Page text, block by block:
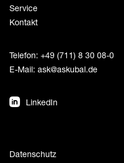
Service
Kontakt
Telefon: +49 (711) 8 30 08-0
E-Mail: ask@askubal.de
LinkedIn
Datenschutz